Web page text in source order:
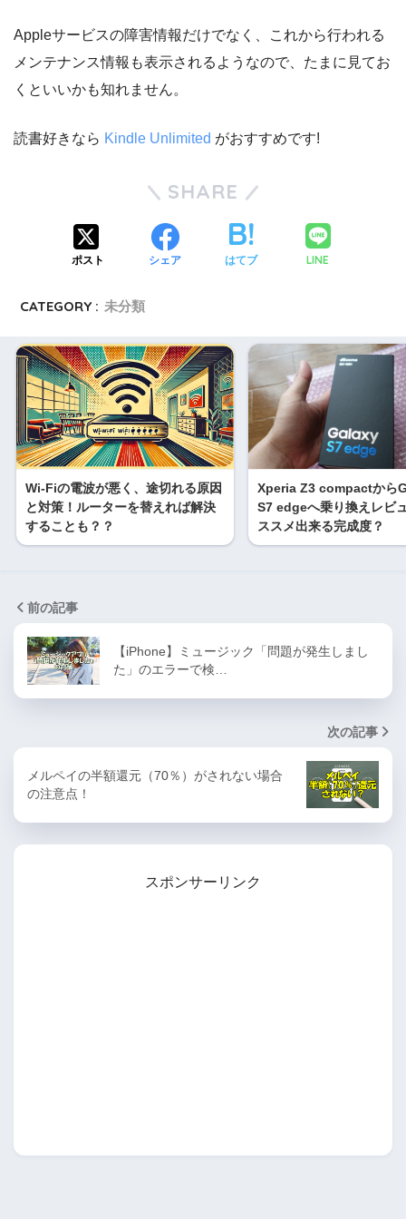
Appleサービスの障害情報だけでなく、これから行われる
メンテナンス情報も表示されるようなので、たまに見てお
くといいかも知れません。
読書好きなら Kindle Unlimited がおすすめです!
SHARE
ポスト シェア はてブ LINE
CATEGORY : 未分類
Wi-Fiの電波が悪く、途切れる原因
と対策！ルーターを替えれば解決
することも？？
Xperia Z3 compactから
S7 edgeへ乗り換えレビ
ススメ出来る完成度？
前の記事
【iPhone】ミュージック「問題が発生しまし
た」のエラーで検…
次の記事
メルペイの半額還元（70％）がされない場合
の注意点！
スポンサーリンク